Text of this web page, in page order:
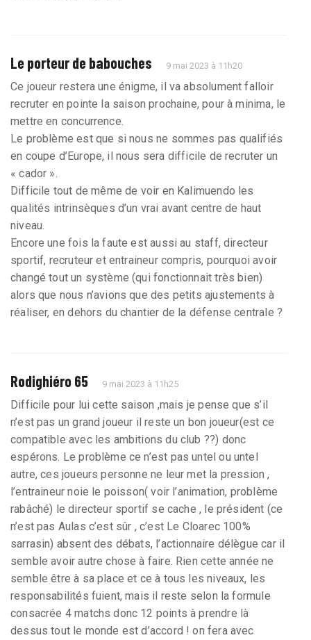
Le porteur de babouches 9 mai 2023 à 11h20
Ce joueur restera une énigme, il va absolument falloir
recruter en pointe la saison prochaine, pour à minima, le
mettre en concurrence.
Le problème est que si nous ne sommes pas qualifiés
en coupe d’Europe, il nous sera difficile de recruter un
« cador ».
Difficile tout de même de voir en Kalimuendo les
qualités intrinsèques d’un vrai avant centre de haut
niveau.
Encore une fois la faute est aussi au staff, directeur
sportif, recruteur et entraineur compris, pourquoi avoir
changé tout un système (qui fonctionnait très bien)
alors que nous n’avions que des petits ajustements à
réaliser, en dehors du chantier de la défense centrale ?
Rodighiéro 65 9 mai 2023 à 11h25
Difficile pour lui cette saison ,mais je pense que s’il
n’est pas un grand joueur il reste un bon joueur(est ce
compatible avec les ambitions du club ??) donc
espérons. Le problème ce n’est pas untel ou untel
autre, ces joueurs personne ne leur met la pression ,
l’entraineur noie le poisson( voir l’animation, problème
rabâché) le directeur sportif se cache , le président (ce
n’est pas Aulas c’est sûr , c’est Le Cloarec 100%
sarrasin) absent des débats, l’actionnaire délègue car il
semble avoir autre chose à faire. Rien cette année ne
semble être à sa place et ce à tous les niveaux, les
responsabilités fuient, mais il reste selon la formule
consacrée 4 matchs donc 12 points à prendre là
dessus tout le monde est d’accord ! on fera avec